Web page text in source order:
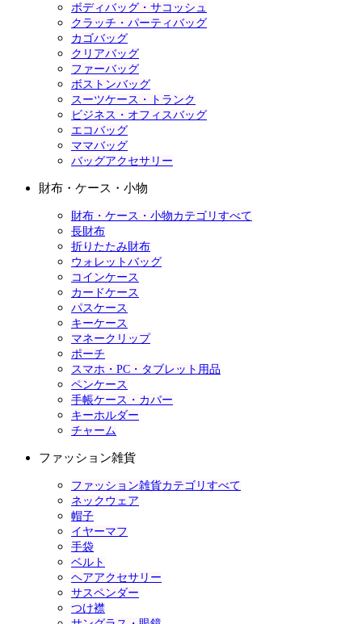
ボディバッグ・サコッシュ
クラッチ・パーティバッグ
カゴバッグ
クリアバッグ
ファーバッグ
ボストンバッグ
スーツケース・トランク
ビジネス・オフィスバッグ
エコバッグ
ママバッグ
バッグアクセサリー
財布・ケース・小物
財布・ケース・小物カテゴリすべて
長財布
折りたたみ財布
ウォレットバッグ
コインケース
カードケース
パスケース
キーケース
マネークリップ
ポーチ
スマホ・PC・タブレット用品
ペンケース
手帳ケース・カバー
キーホルダー
チャーム
ファッション雑貨
ファッション雑貨カテゴリすべて
ネックウェア
帽子
イヤーマフ
手袋
ベルト
ヘアアクセサリー
サスペンダー
つけ襟